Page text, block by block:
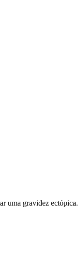
uma gravidez ectópica.